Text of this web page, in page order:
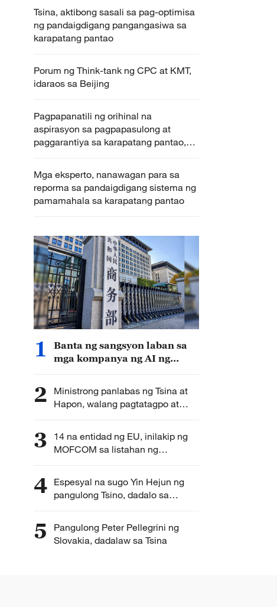
Tsina, aktibong sasali sa pag-optimisa
ng pandaigdigang pangangasiwa sa
karapatang pantao
Porum ng Think-tank ng CPC at KMT,
idaraos sa Beijing
Pagpapanatili ng orihinal na
aspirasyon sa pagpapasulong at
paggarantiya sa karapatang pantao,
ipinanawagan ng panig Tsino
Mga eksperto, nanawagan para sa
reporma sa pandaigdigang sistema ng
pamamahala sa karapatang pantao
1
Banta ng sangsyon laban sa
mga kompanya ng AI ng
2
Ministrong panlabas ng Tsina at
Hapon, walang pagtatagpo at
pagpapalitan sa Maynila – MOFA
3
14 na entidad ng EU, inilakip ng
MOFCOM sa listahan ng
pagkontrol sa paluluwas
4 Espesyal na sugo Yin Hejun ng
pangulong Tsino, dadalo sa
seremonya ng paglilipat ng
ng Peru
5
Pangulong Peter Pellegrini ng
Slovakia, dadalaw sa Tsina